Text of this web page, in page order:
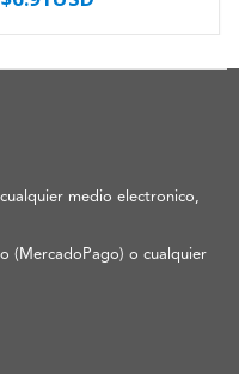
medio electronico,
(MercadoPago) o cualquier